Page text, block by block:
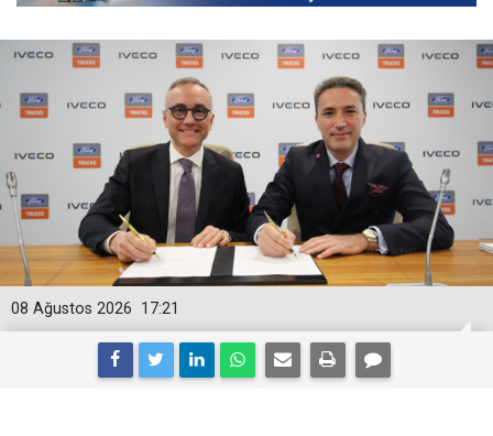
17:21
08 Ağustos 2026